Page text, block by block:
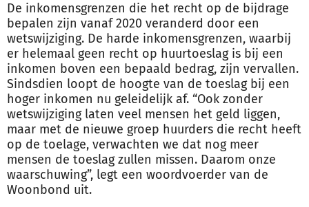
De inkomensgrenzen die het recht op de bijdrage
bepalen zijn vanaf 2020 veranderd door een
wetswijziging. De harde inkomensgrenzen, waarbij
er helemaal geen recht op huurtoeslag is bij een
inkomen boven een bepaald bedrag, zijn vervallen.
Sindsdien loopt de hoogte van de toeslag bij een
hoger inkomen nu geleidelijk af. “Ook zonder
wetswijziging laten veel mensen het geld liggen,
maar met de nieuwe groep huurders die recht heeft
op de toelage, verwachten we dat nog meer
mensen de toeslag zullen missen. Daarom onze
waarschuwing”, legt een woordvoerder van de
Woonbond uit.